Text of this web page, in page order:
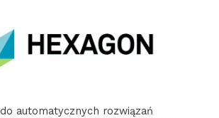
automatycznych rozwiązań